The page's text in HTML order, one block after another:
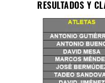
RESULTADOS Y